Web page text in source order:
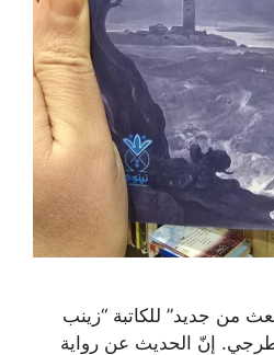
من جديد” للكاتبة “زينب
إنّ الحديث عن رواية